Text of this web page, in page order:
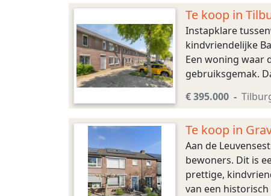
Te koop in
Instapklare
kindvriendelijke
Een woning waar
gebruiksgemak.
€ 395.000
Te koop in
Aan de
bewoners. Dit is
prettige,
van een